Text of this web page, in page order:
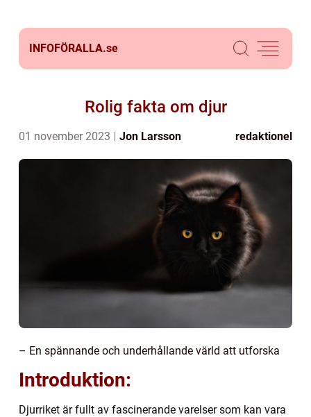
INFOFÖRALLA.se
Rolig fakta om djur
01 november 2023 Jon Larsson redaktionel
– En spännande och underhållande värld att utforska
Introduktion:
Djurriket är fullt av fascinerande varelser som kan vara